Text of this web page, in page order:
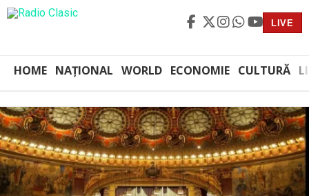
LIVE
HOME NAȚIONAL WORLD ECONOMIE CULTURĂ